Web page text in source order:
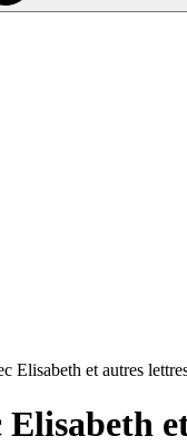
Elisabeth et autres
Elisabeth